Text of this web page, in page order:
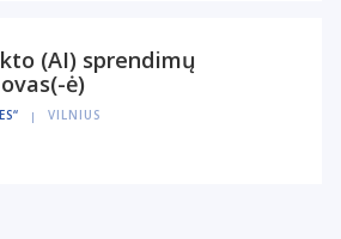
(AI) sprendimų
ė)
VILNIUS